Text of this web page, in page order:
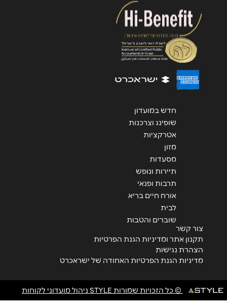
שליחה
חדש במועדון
שופינג וצרכנות
אטרקציות
מזון
מסעדות
תיירות ונופש
תרבות ופנאי
אורח חיים בריא
לבית
שוברים והטבות
צור קשר
תקנון אתר ומדיניות הגנת הפרטיות
הצהרת נגישות
מדיניות הגנת הפרטיות האחודה של ישראכרט
© כל הזכויות שמורות STYLE ניהול מועדוני לקוחות